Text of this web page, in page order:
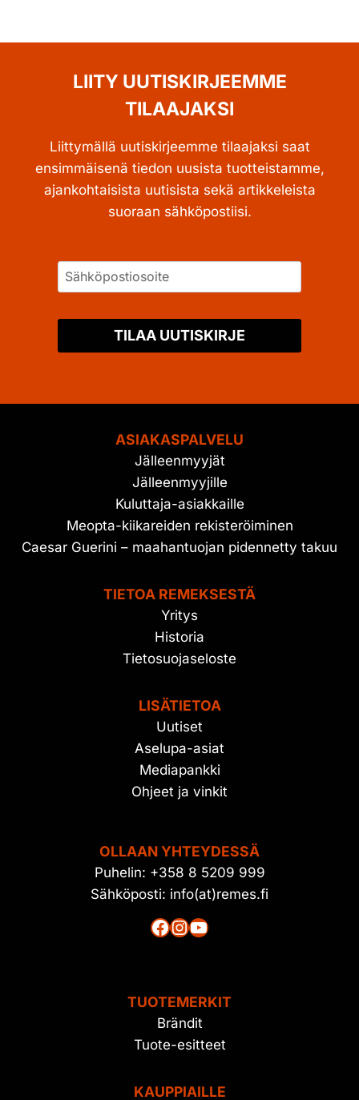
LIITY UUTISKIRJEEMME
TILAAJAKSI
Liittymällä uutiskirjeemme tilaajaksi saat
ensimmäisenä tiedon uusista tuotteistamme,
ajankohtaisista uutisista sekä artikkeleista
suoraan sähköpostiisi.
TILAA UUTISKIRJE
ASIAKASPALVELU
Jälleenmyyjät
Jälleenmyyjille
Kuluttaja-asiakkaille
Meopta-kiikareiden rekisteröiminen
Caesar Guerini – maahantuojan pidennetty takuu
TIETOA REMEKSESTÄ
Yritys
Historia
Tietosuojaseloste
LISÄTIETOA
Uutiset
Aselupa-asiat
Mediapankki
Ohjeet ja vinkit
OLLAAN YHTEYDESSÄ
Puhelin: +358 8 5209 999
Sähköposti: info(at)remes.fi
Facebook
Instagram
YouTube
TUOTEMERKIT
Brändit
Tuote-esitteet
KAUPPIAILLE